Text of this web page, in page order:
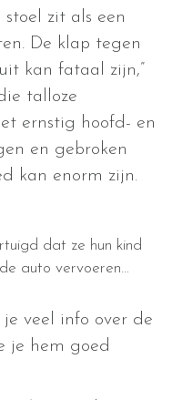
zit als een
De klap tegen
kan fataal zijn,”
talloze
ernstig hoofd- en
en gebroken
kan enorm zijn.
dat ze hun kind
auto vervoeren...
je veel info over de
je hem goed